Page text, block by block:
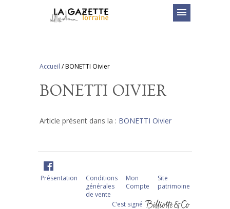
menu
Accueil /BONETTI Oivier
BONETTI OIVIER
Article présent dans la : BONETTI Oivier
Présentation
Conditions
générales
de vente
Mon
Compte
Site
patrimoine
C‘est signé